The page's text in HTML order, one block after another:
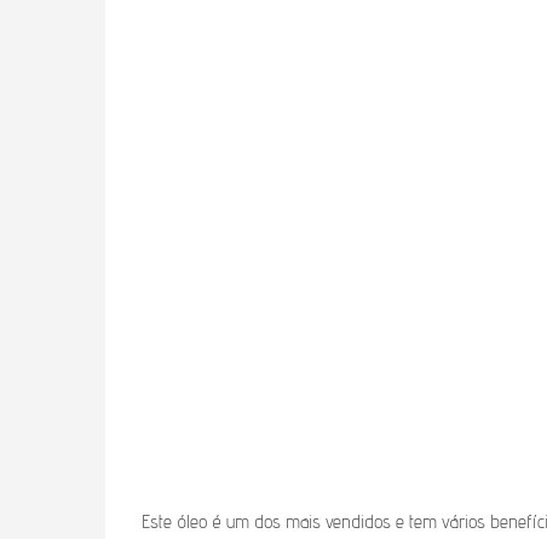
Este óleo é um dos mais vendidos e tem vários